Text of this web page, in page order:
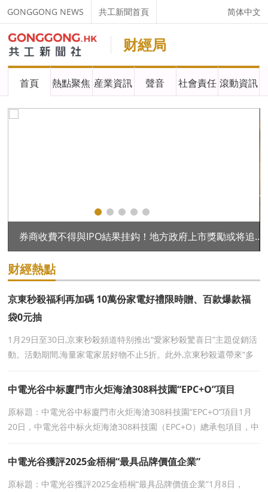
GONGGONG NEWS 共工新聞首頁 简体中文
财經局
首頁 熱點聚焦 産業資訊 聲音 社會責任 滾動資訊
搜狐與華爲達成鴻蒙全面合作，引領新聞、視頻應用新體驗
财經熱點
京東秒殺福利再加碼 10萬份家電好禮限時贈、百款爆款福
袋0元抽
1月29日至30日,京東秒殺頻道特别推出“愛家秒殺驚喜日”主題促銷活
動。活動期間,海量家電家居好物不止5折。此外,京東秒殺還帶來“多
中電光谷中标廈門市火炬海滄308科技園“EPC+O”項目
原标題：中電光谷中标廈門市火炬海滄308科技園“EPC+O”項目1月
20日，中電光谷中标火炬海滄308科技園（EPC+O）總承包項目，中
中電光谷獲評2025金梧桐“最具品牌價值企業”
原标題：中電光谷獲評2025金梧桐“最具品牌價值企業”1月8日，